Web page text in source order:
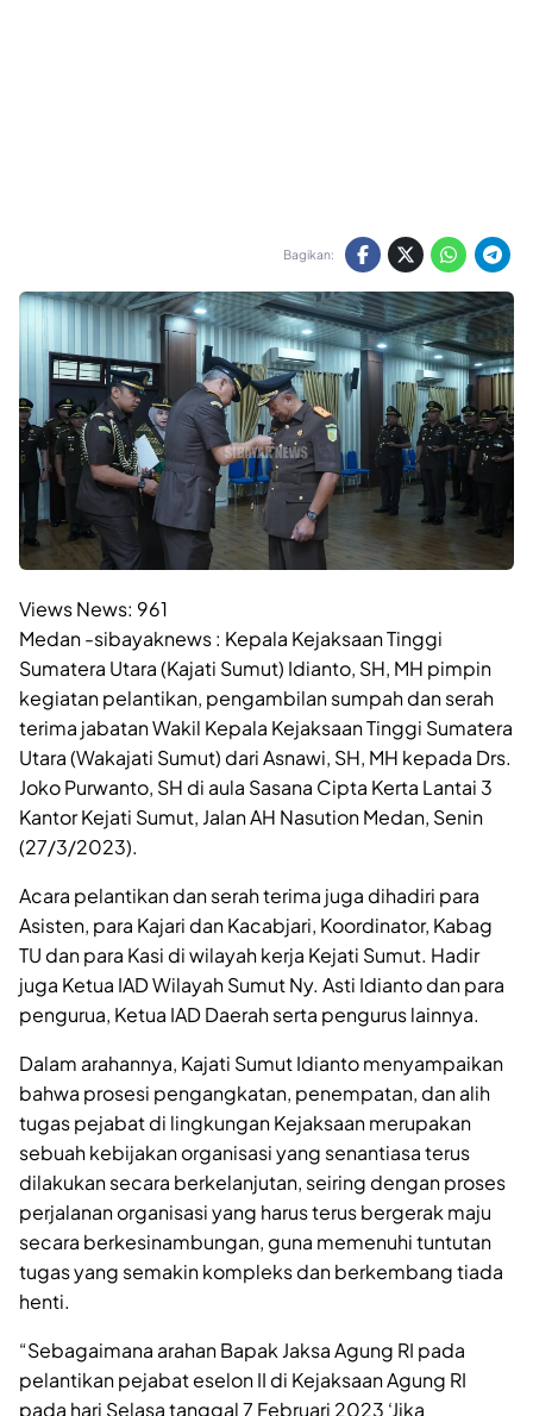
Bagikan:
Views News: 961
Medan -sibayaknews : Kepala Kejaksaan Tinggi
Sumatera Utara (Kajati Sumut) Idianto, SH, MH pimpin
kegiatan pelantikan, pengambilan sumpah dan serah
terima jabatan Wakil Kepala Kejaksaan Tinggi Sumatera
Utara (Wakajati Sumut) dari Asnawi, SH, MH kepada Drs.
Joko Purwanto, SH di aula Sasana Cipta Kerta Lantai 3
Kantor Kejati Sumut, Jalan AH Nasution Medan, Senin
(27/3/2023).
Acara pelantikan dan serah terima juga dihadiri para
Asisten, para Kajari dan Kacabjari, Koordinator, Kabag
TU dan para Kasi di wilayah kerja Kejati Sumut. Hadir
juga Ketua IAD Wilayah Sumut Ny. Asti Idianto dan para
pengurua, Ketua IAD Daerah serta pengurus lainnya.
Dalam arahannya, Kajati Sumut Idianto menyampaikan
bahwa prosesi pengangkatan, penempatan, dan alih
tugas pejabat di lingkungan Kejaksaan merupakan
sebuah kebijakan organisasi yang senantiasa terus
dilakukan secara berkelanjutan, seiring dengan proses
perjalanan organisasi yang harus terus bergerak maju
secara berkesinambungan, guna memenuhi tuntutan
tugas yang semakin kompleks dan berkembang tiada
henti.
“Sebagaimana arahan Bapak Jaksa Agung RI pada
pelantikan pejabat eselon II di Kejaksaan Agung RI
pada hari Selasa tanggal 7 Februari 2023 ‘Jika